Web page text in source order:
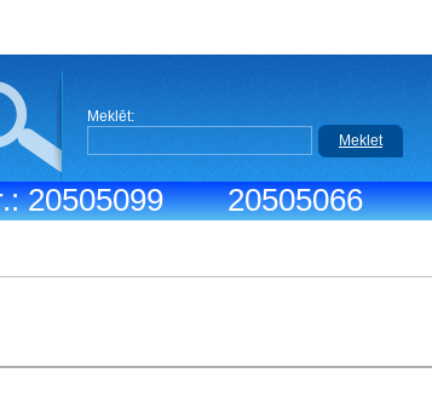
20505099 20505066
Meklēt:
Meklet